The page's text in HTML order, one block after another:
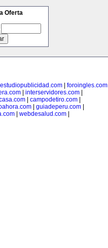
Oferta
estudiopublicidad.com| foroingles.com
interservidores.com
| campodetiro.com|
| guiadeperu.com|
webdesalud.com